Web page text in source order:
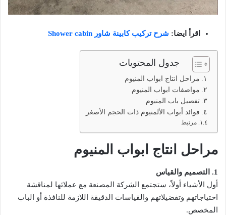
اقرأ ايضا: شرح تركيب كابينة شاور Shower cabin
جدول المحتويات
مراحل انتاج ابواب المنيوم
مواصفات ابواب المنيوم
تفصيل باب المنيوم
فوائد أبواب الألمنيوم ذات الحجم الأصغر
مرتبط
مراحل انتاج ابواب المنيوم
1. التصميم والقياس
أول الأشياء أولاً، ستجتمع الشركة المصنعة مع عملائها لمناقشة
احتياجاتهم وتفضيلاتهم والقياسات الدقيقة اللازمة للنافذة أو الباب
المخصص.